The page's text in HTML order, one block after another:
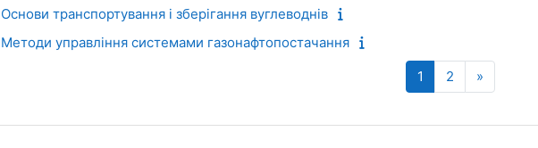
Основи транспортування і зберігання вуглеводнів
Методи управління системами газонафтопостачання
1 Сторінка 1
2 Сторінка 2
»